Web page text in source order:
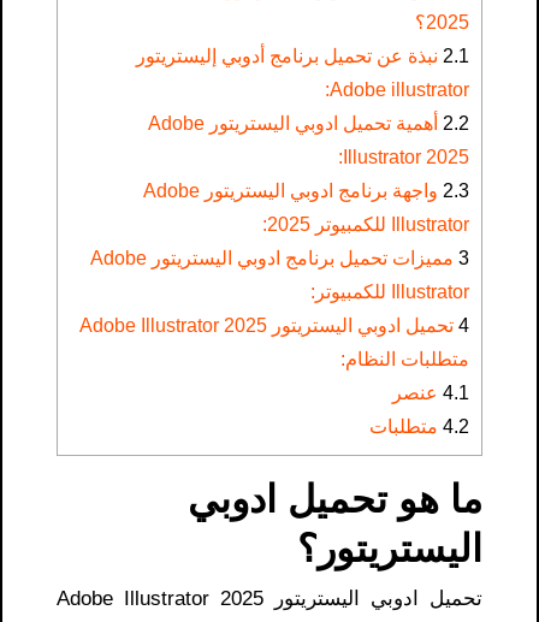
2025؟
2.1 نبذة عن تحميل برنامج أدوبي إليستريتور
Adobe illustrator:
2.2
أهمية تحميل ادوبي اليستريتور Adobe
Illustrator 2025:
2.3
واجهة برنامج ادوبي اليستريتور Adobe
Illustrator للكمبيوتر 2025:
3
مميزات تحميل برنامج ادوبي اليستريتور Adobe
Illustrator للكمبيوتر:
4
تحميل ادوبي اليستريتور Adobe Illustrator 2025
متطلبات النظام:
4.1 عنصر
4.2 متطلبات
ما هو تحميل ادوبي
اليستريتور؟
تحميل ادوبي اليستريتور Adobe Illustrator 2025